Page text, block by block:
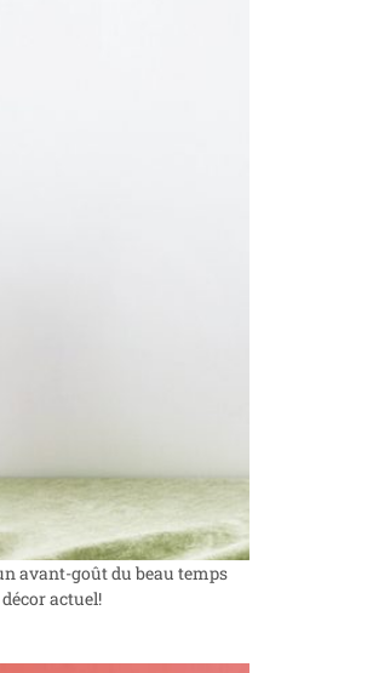
avant-goût du beau temps
actuel!